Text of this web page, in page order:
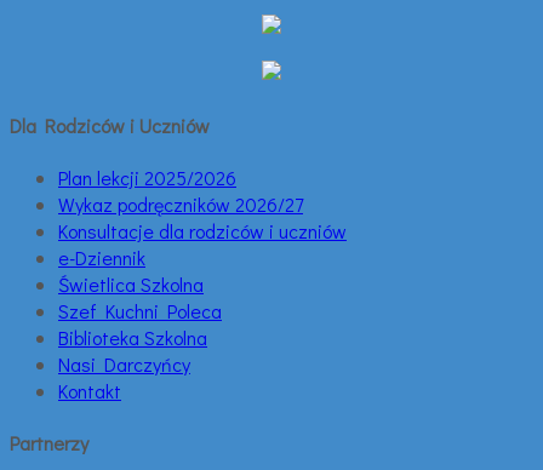
Dla Rodziców i Uczniów
Plan lekcji 2025/2026
Wykaz podręczników 2026/27
Konsultacje dla rodziców i uczniów
e-Dziennik
Świetlica Szkolna
Szef Kuchni Poleca
Biblioteka Szkolna
Nasi Darczyńcy
Kontakt
Partnerzy